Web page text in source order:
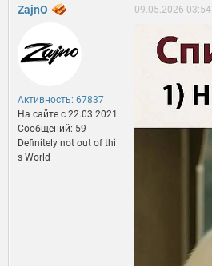
ZajnO
Активность: 67837
На сайте c 22.03.2021
Сообщений: 59
Definitely not out of thi
s World
09.05.2026 03:54